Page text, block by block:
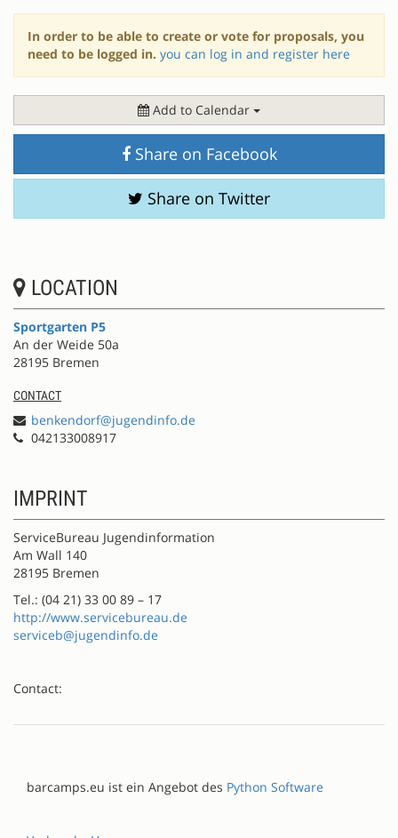
In order to be able to create or vote for proposals, you
need to be logged in. you can log in and register here
Add to Calendar
Share on Facebook
Share on Twitter
LOCATION
Sportgarten P5
An der Weide 50a
28195 Bremen
CONTACT
benkendorf@jugendinfo.de
042133008917
IMPRINT
ServiceBureau Jugendinformation
Am Wall 140
28195 Bremen
Tel.: (04 21) 33 00 89 – 17
http://www.servicebureau.de
serviceb@jugendinfo.de
Contact:
barcamps.eu ist ein Angebot des Python Software